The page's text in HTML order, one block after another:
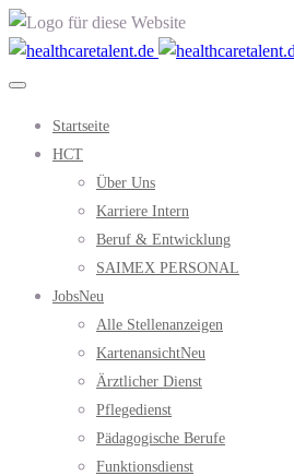
Startseite
HCT
Über Uns
Karriere Intern
Beruf & Entwicklung
SAIMEX PERSONAL
JobsNeu
Alle Stellenanzeigen
KartenansichtNeu
Ärztlicher Dienst
Pflegedienst
Pädagogische Berufe
Funktionsdienst